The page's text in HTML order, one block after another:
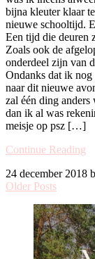
bijna kleuter klaar
nieuwe schooltijd.
Een tijd die deuren
Zoals ook de
onderdeel zijn van
Ondanks dat ik nog
naar dit nieuwe
zal één ding
dan ik al was
meisje op psz […]
Continue Reading
24 december 2018
Older Posts